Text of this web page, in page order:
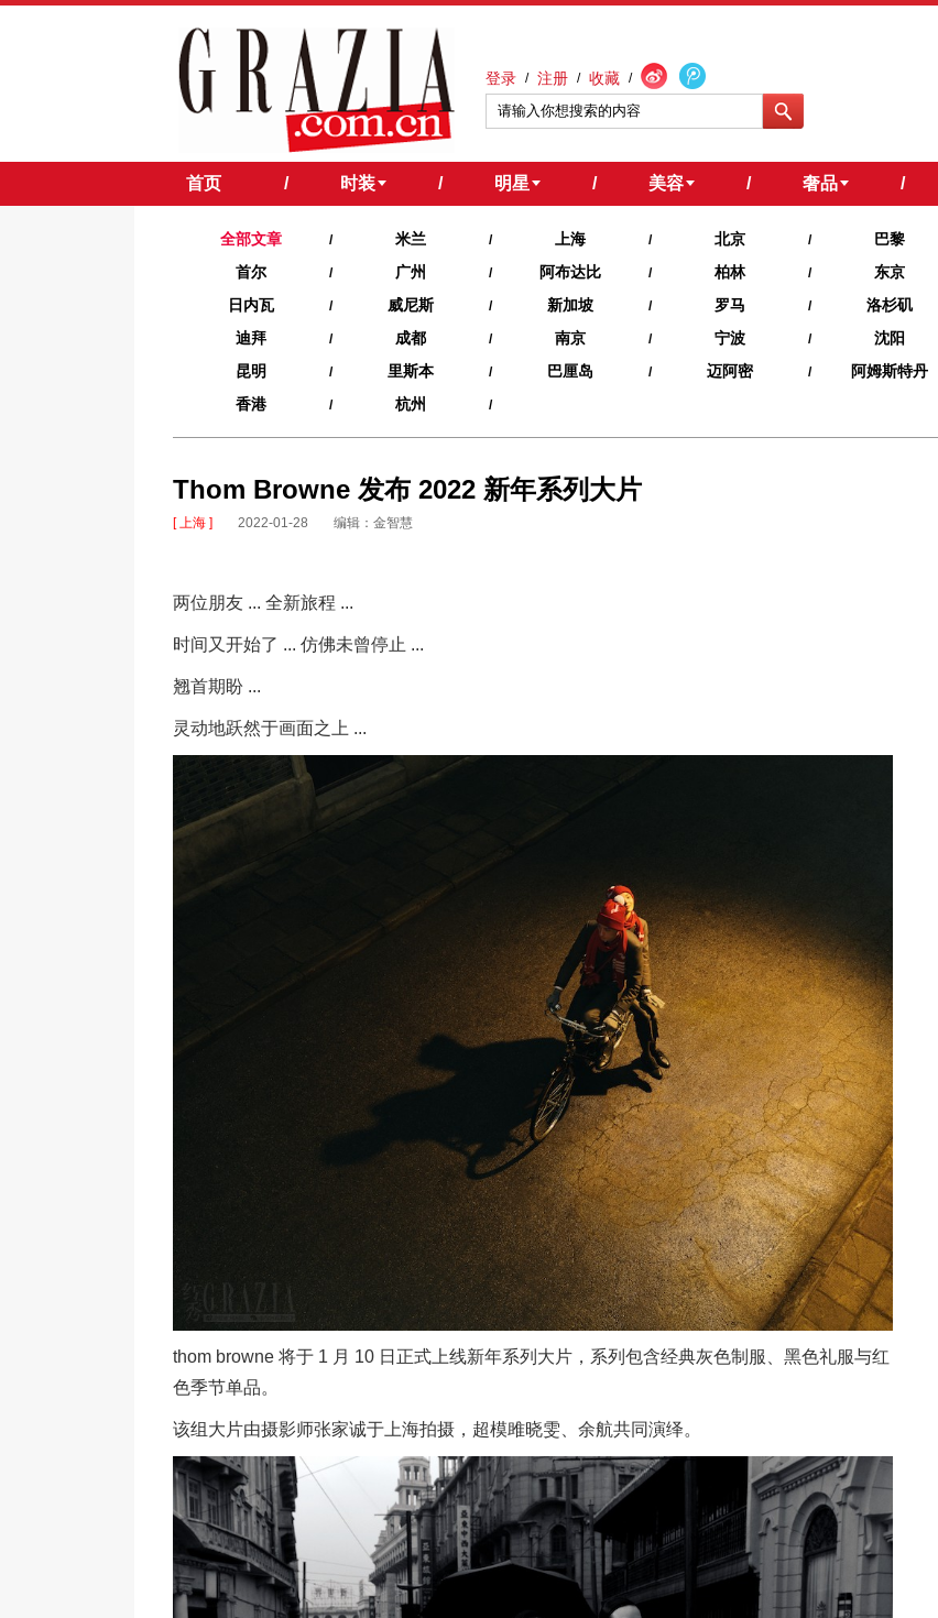
登录 / 注册 / 收藏 /
首页 / 时装 / 明星 / 美容 / 奢品 /
全部文章 / 米兰 / 上海 / 北京 / 巴黎
首尔 / 广州 / 阿布达比 / 柏林 / 东京
日内瓦 / 威尼斯 / 新加坡 / 罗马 / 洛杉矶
迪拜 / 成都 / 南京 / 宁波 / 沈阳
昆明 / 里斯本 / 巴厘岛 / 迈阿密 / 阿姆斯特丹
香港 / 杭州 /
Thom Browne 发布 2022 新年系列大片
[ 上海 ] 2022-01-28 编辑：金智慧
两位朋友 ... 全新旅程 ...
时间又开始了 ... 仿佛未曾停止 ...
翘首期盼 ...
灵动地跃然于画面之上 ...
thom browne 将于 1 月 10 日正式上线新年系列大片，系列包含经典灰色制服、黑色礼服与红
色季节单品。
该组大片由摄影师张家诚于上海拍摄，超模雎晓雯、余航共同演绎。